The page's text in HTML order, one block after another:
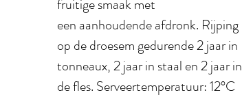
fruitige smaak met
een aanhoudende afdronk. Rijping
op de droesem gedurende 2 jaar in
tonneaux, 2 jaar in staal en 2 jaar in
de fles. Serveertemperatuur: 12°C